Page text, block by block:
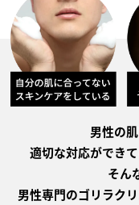
男性の
適切な対応ができ
そん
男性専門のゴリラク